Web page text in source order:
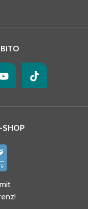
gelesen
SHOP